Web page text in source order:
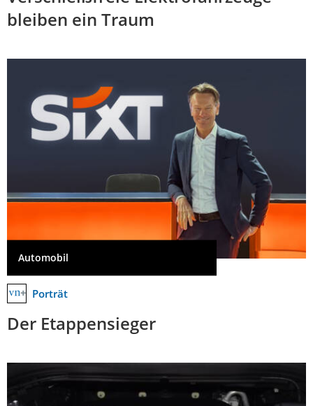
bleiben ein Traum
Automobil
Porträt
Der Etappensieger